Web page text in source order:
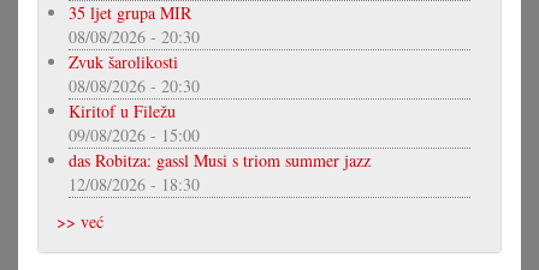
35 ljet grupa MIR
08/08/2026 - 20:30
Zvuk šarolikosti
08/08/2026 - 20:30
Kiritof u Filežu
09/08/2026 - 15:00
das Robitza: gassl Musi s triom summer jazz
12/08/2026 - 18:30
>> već